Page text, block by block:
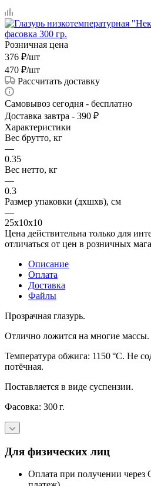
Розничная цена
376 ₽/шт
470 ₽/шт
Рассчитать доставку
Самовывоз сегодня - бесплатно
Доставка завтра - 390 ₽
Характеристики
Вес брутто, кг
—
0.35
Вес нетто, кг
—
0.3
Размер упаковки (дхшхв), см
—
25х10х10
Цена действительна только для
отличаться от цен в розничных
Описание
Оплата
Доставка
Файлы
Прозрачная глазурь.
Отлично ложится на многие массы.
Температура обжига: 1150 °C. Не
потëчная.
Поставляется в виде суспензии.
Фасовка: 300 г.
Для физических лиц
Оплата при получении